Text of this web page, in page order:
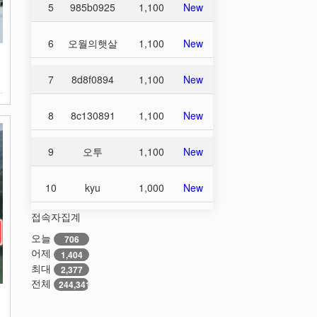
5 985b0925 1,100 New
6 오월의햇살 1,100 New
7 8d8f0894 1,100 New
8 8c130891 1,100 New
9 오투 1,100 New
10 kyu 1,000 New
접속자집계
오늘
706
어제 1,404
최대 2,377
전체 244,341